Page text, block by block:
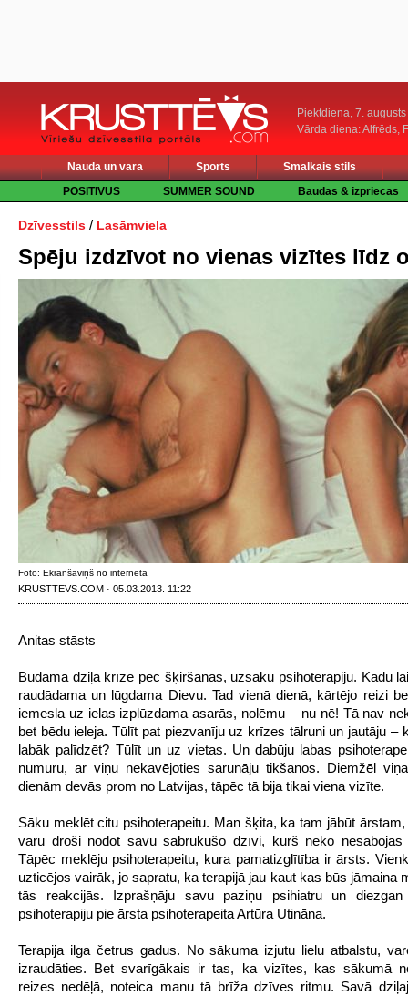
Piektdiena, 7. augusts
Vārda diena: Alfrēds,
Nauda un vara Sports
Smalkais stils
POSITIVUS
SUMMER SOUND Baudas & izpriecas
Dzīvesstils / Lasāmviela
Spēju izdzīvot no vienas vizītes līdz
Foto: Ekrānšāviņš no interneta
KRUSTTEVS.COM · 05.03.2013. 11:22
Anitas stāsts
Būdama dziļā krīzē pēc šķiršanās, uzsāku psihoterapiju. Kādu
raudādama un lūgdama Dievu. Tad vienā dienā, kārtējo reizi
iemesla uz ielas izplūzdama asarās, nolēmu – nu nē! Tā nav
bet bēdu ieleja. Tūlīt pat piezvanīju uz krīzes tālruni un jautāju –
labāk palīdzēt? Tūlīt un uz vietas. Un dabūju labas
numuru, ar viņu nekavējoties sarunāju tikšanos. Diemžēl
dienām devās prom no Latvijas, tāpēc tā bija tikai viena vizīte.
Sāku meklēt citu psihoterapeitu. Man šķita, ka tam jābūt
varu droši nodot savu sabrukušo dzīvi, kurš neko nesabojās
Tāpēc meklēju psihoterapeitu, kura pamatizglītība ir ārsts.
uzticējos vairāk, jo sapratu, ka terapijā jau kaut kas būs jāmaina
tās reakcijās. Izprašņāju savu paziņu psihiatru un
psihoterapiju pie ārsta psihoterapeita Artūra Utināna.
Terapija ilga četrus gadus. No sākuma izjutu lielu atbalstu,
izraudāties. Bet svarīgākais ir tas, ka vizītes, kas sākumā
reizes nedēļā, noteica manu tā brīža dzīves ritmu. Savā